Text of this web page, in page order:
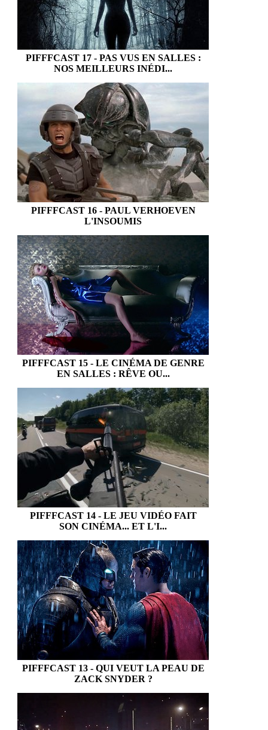
PIFFFCAST 17 - PAS VUS EN SALLES :
NOS MEILLEURS INÉDI...
PIFFFCAST 16 - PAUL VERHOEVEN
L'INSOUMIS
PIFFFCAST 15 - LE CINÉMA DE GENRE
EN SALLES : RÊVE OU...
PIFFFCAST 14 - LE JEU VIDÉO FAIT
SON CINÉMA... ET L'I...
PIFFFCAST 13 - QUI VEUT LA PEAU DE
ZACK SNYDER ?